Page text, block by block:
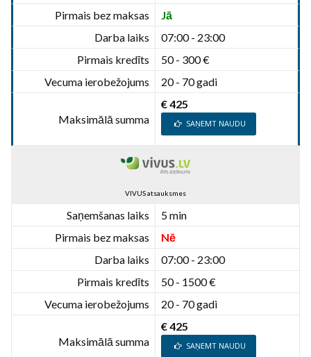
Pirmais bez maksas
Jā
Darba laiks
07:00 - 23:00
Pirmais kredīts
50 - 300 €
Vecuma ierobežojums
20 - 70 gadi
Maksimālā summa
€ 425
SAŅEMT NAUDU
VIVUS atsauksmes
Saņemšanas laiks
5 min
Pirmais bez maksas
Nē
Darba laiks
07:00 - 23:00
Pirmais kredīts
50 - 1500 €
Vecuma ierobežojums
20 - 70 gadi
Maksimālā summa
€ 425
SAŅEMT NAUDU